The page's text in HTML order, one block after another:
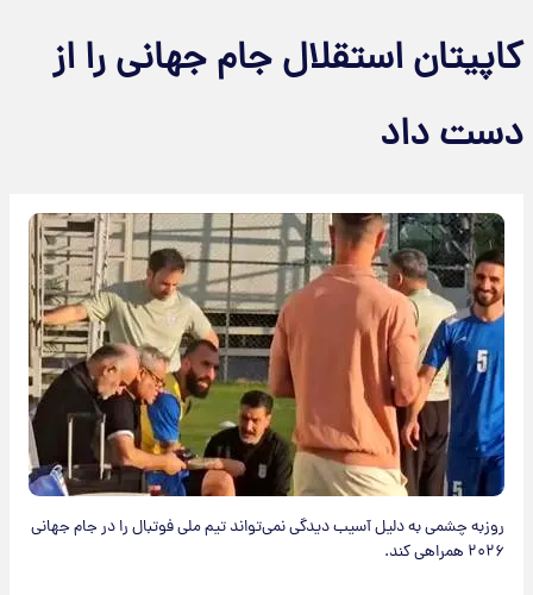
کاپیتان استقلال جام جهانی را از
دست داد
روزبه چشمی به دلیل آسیب دیدگی نمی‌تواند تیم ملی فوتبال را در جام جهانی
۲۰۲۶ همراهی کند.